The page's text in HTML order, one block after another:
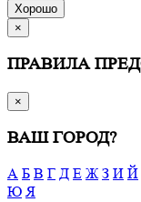
Хорошо
×
ПРАВИЛА
×
ВАШ ГОРОД?
А Б В Г Д Е Ж З И Й
Ю Я